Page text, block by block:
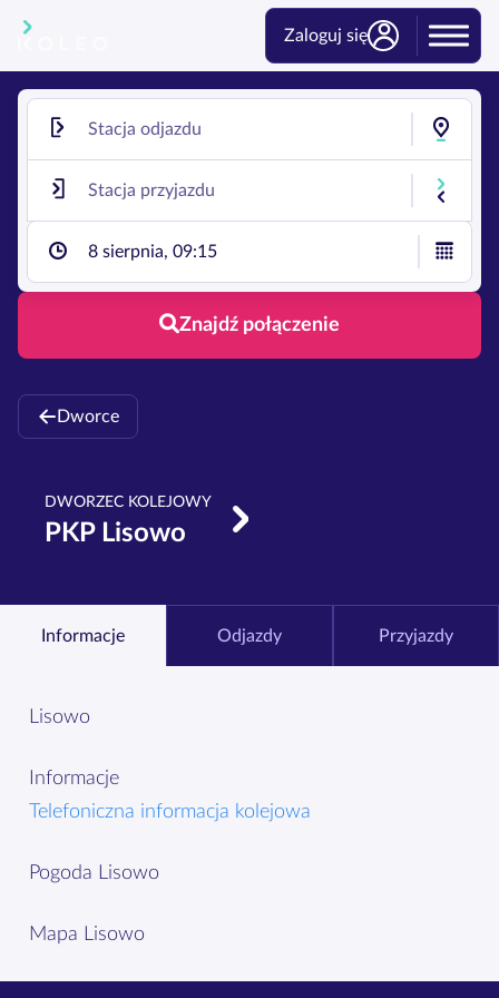
Zaloguj się
8 sierpnia, 09:15
Znajdź połączenie
Dworce
DWORZEC KOLEJOWY
PKP Lisowo
Informacje Odjazdy Przyjazdy
Lisowo
Informacje
Telefoniczna informacja kolejowa
Pogoda Lisowo
Mapa Lisowo